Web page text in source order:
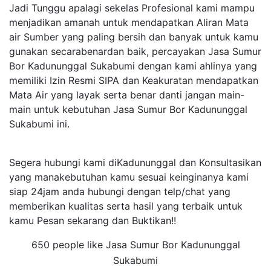
Jadi Tunggu apalagi sekelas Profesional kami mampu
menjadikan amanah untuk mendapatkan Aliran Mata
air Sumber yang paling bersih dan banyak untuk kamu
gunakan secarabenardan baik, percayakan Jasa Sumur
Bor Kadununggal Sukabumi dengan kami ahlinya yang
memiliki Izin Resmi SIPA dan Keakuratan mendapatkan
Mata Air yang layak serta benar danti jangan main-
main untuk kebutuhan Jasa Sumur Bor Kadununggal
Sukabumi ini.
Segera hubungi kami diKadununggal dan Konsultasikan
yang manakebutuhan kamu sesuai keinginanya kami
siap 24jam anda hubungi dengan telp/chat yang
memberikan kualitas serta hasil yang terbaik untuk
kamu Pesan sekarang dan Buktikan!!
650 people like Jasa Sumur Bor Kadununggal
Sukabumi